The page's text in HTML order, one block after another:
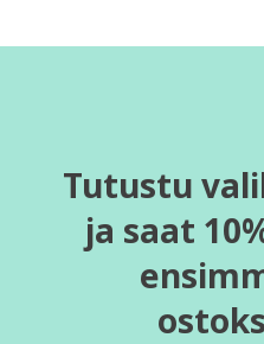
Tutustu
ja saat